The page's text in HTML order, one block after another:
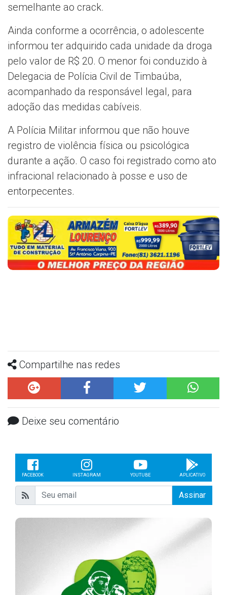
semelhante ao crack.
Ainda conforme a ocorrência, o adolescente
informou ter adquirido cada unidade da droga
pelo valor de R$ 20. O menor foi conduzido à
Delegacia de Polícia Civil de Timbaúba,
acompanhado da responsável legal, para
adoção das medidas cabíveis.
A Polícia Militar informou que não houve
registro de violência física ou psicológica
durante a ação. O caso foi registrado como ato
infracional relacionado à posse e uso de
entorpecentes.
Compartilhe nas redes
Deixe seu comentário
FACEBOOK INSTAGRAM YOUTUBE APLICATIVO
Assinar